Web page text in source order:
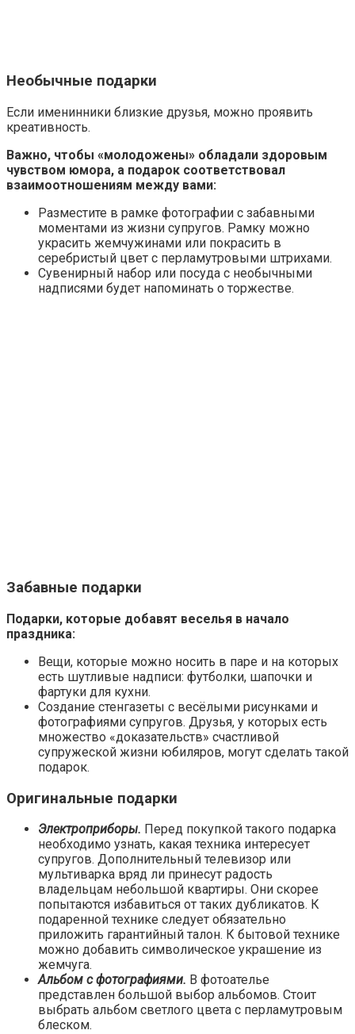
Необычные подарки
Если именинники близкие друзья, можно проявить
креативность.
Важно, чтобы «молодожены» обладали здоровым
чувством юмора, а подарок соответствовал
взаимоотношениям между вами:
Разместите в рамке фотографии с забавными
моментами из жизни супругов. Рамку можно
украсить жемчужинами или покрасить в
серебристый цвет с перламутровыми штрихами.
Сувенирный набор или посуда с необычными
надписями будет напоминать о торжестве.
Забавные подарки
Подарки, которые добавят веселья в начало
праздника:
Вещи, которые можно носить в паре и на которых
есть шутливые надписи: футболки, шапочки и
фартуки для кухни.
Создание стенгазеты с весёлыми рисунками и
фотографиями супругов. Друзья, у которых есть
множество «доказательств» счастливой
супружеской жизни юбиляров, могут сделать такой
подарок.
Оригинальные подарки
Электроприборы. Перед покупкой такого подарка
необходимо узнать, какая техника интересует
супругов. Дополнительный телевизор или
мультиварка вряд ли принесут радость
владельцам небольшой квартиры. Они скорее
попытаются избавиться от таких дубликатов. К
подаренной технике следует обязательно
приложить гарантийный талон. К бытовой технике
можно добавить символическое украшение из
жемчуга.
Альбом с фотографиями. В фотоателье
представлен большой выбор альбомов. Стоит
выбрать альбом светлого цвета с перламутровым
блеском.